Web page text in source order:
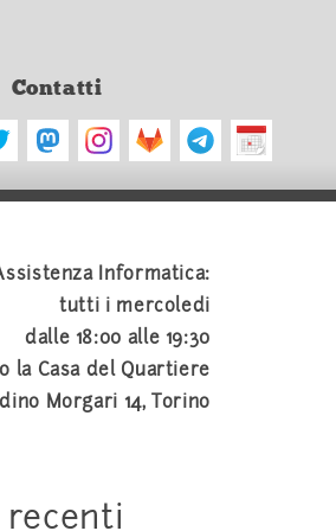
Contatti
Informatica:
tutti i mercoledi
dalle 18:00 alle 19:30
la Casa del Quartiere
Morgari 14, Torino